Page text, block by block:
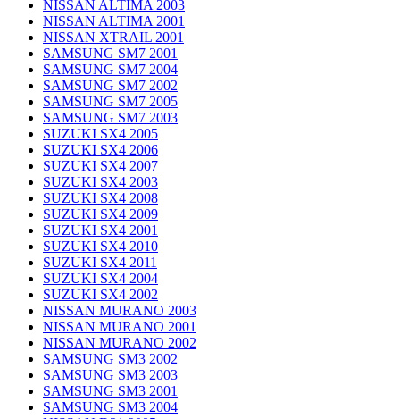
NISSAN ALTIMA 2003
NISSAN ALTIMA 2001
NISSAN XTRAIL 2001
SAMSUNG SM7 2001
SAMSUNG SM7 2004
SAMSUNG SM7 2002
SAMSUNG SM7 2005
SAMSUNG SM7 2003
SUZUKI SX4 2005
SUZUKI SX4 2006
SUZUKI SX4 2007
SUZUKI SX4 2003
SUZUKI SX4 2008
SUZUKI SX4 2009
SUZUKI SX4 2001
SUZUKI SX4 2010
SUZUKI SX4 2011
SUZUKI SX4 2004
SUZUKI SX4 2002
NISSAN MURANO 2003
NISSAN MURANO 2001
NISSAN MURANO 2002
SAMSUNG SM3 2002
SAMSUNG SM3 2003
SAMSUNG SM3 2001
SAMSUNG SM3 2004